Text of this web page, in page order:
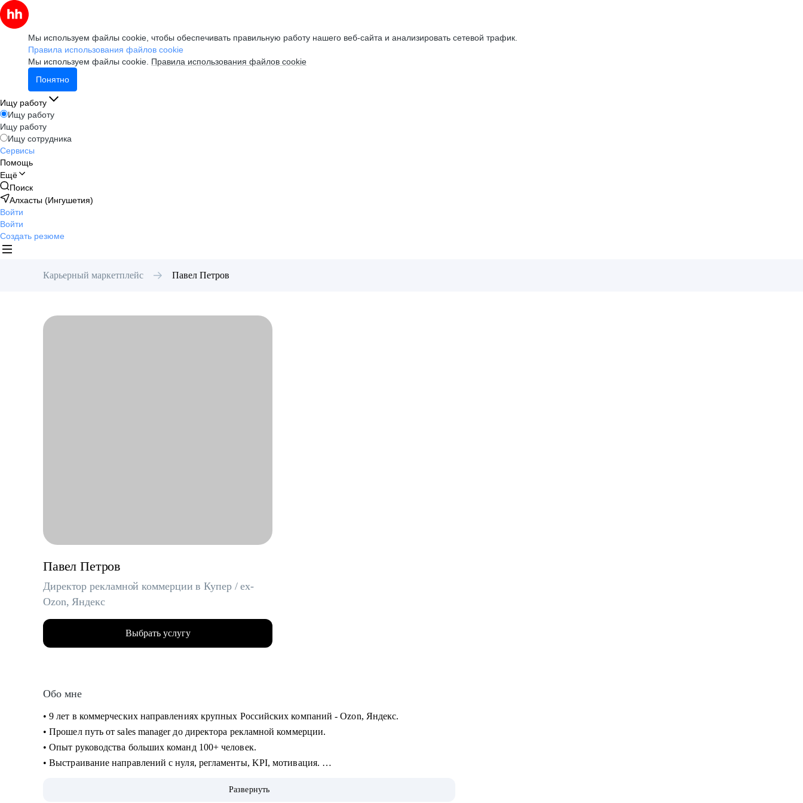
Мы используем файлы cookie, чтобы обеспечивать правильную работу нашего веб-сайта и анализировать сетевой трафик.
Правила использования файлов cookie
Мы используем файлы cookie. Правила использования файлов cookie
Понятно
Ищу работу
Ищу работу
Ищу работу
Ищу сотрудника
Сервисы
Помощь
Ещё
Поиск
Алхасты (Ингушетия)
Войти
Войти
Создать резюме
Карьерный маркетплейс Павел Петров
Павел Петров
Директор рекламной коммерции в Купер / ex-
Ozon, Яндекс
Выбрать услугу
Обо мне
• 9 лет в коммерческих направлениях крупных Российских компаний - Ozon, Яндекс.
• Прошел путь от sales manager до директора рекламной коммерции.
• Опыт руководства больших команд 100+ человек.
• Выстраивание направлений с нуля, регламенты, KPI, мотивация.
• Спикер-эксперт в Phoenix Education — бюро образовательных проектов.
Развернуть